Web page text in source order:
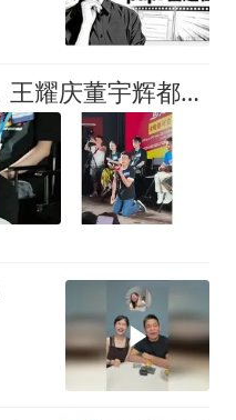
两部电影遭人拖后腿，王耀庆董宇辉都挨批，papi酱的天终于亮了